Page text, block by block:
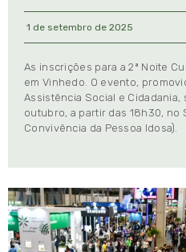
1 de setembro de 2025
As inscrições para a 2ª Noite
em Vinhedo. O evento,
Assistência Social e Cidadania,
outubro, a partir das 18h30, no
Convivência da Pessoa Idosa).